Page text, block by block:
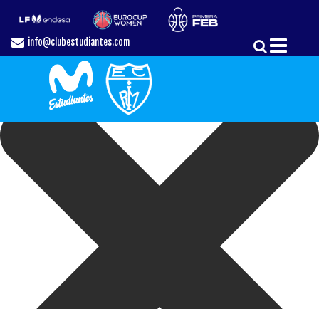
Gestionar el Consentimiento de las Cookies
info@clubestudiantes.com